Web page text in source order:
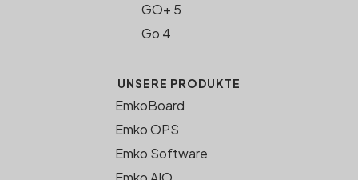
GO+ 5
Go 4
UNSERE PRODUKTE
EmkoBoard
Emko OPS
Emko Software